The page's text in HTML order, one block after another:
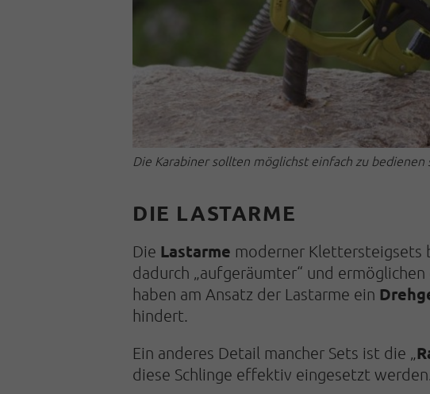
Die Karabiner sollten möglichst einfach zu
DIE LASTARME
Die Lastarme moderner Kletter­steig­sets
dadurch „aufge­räum­ter“ und
haben am Ansatz der Lastarme ein
hindert.
Ein anderes Detail mancher Sets ist die „
diese Schlinge effektiv eingesetzt